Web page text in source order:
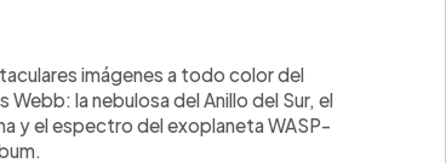
imágenes a todo color del
la nebulosa del Anillo del Sur, el
y el espectro del exoplaneta WASP-